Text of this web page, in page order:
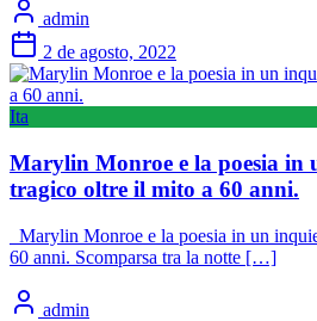
admin
2 de agosto, 2022
Ita
Marylin Monroe e la poesia in
tragico oltre il mito a 60 anni.
Marylin Monroe e la poesia in un
60 anni. Scomparsa tra la notte […]
admin